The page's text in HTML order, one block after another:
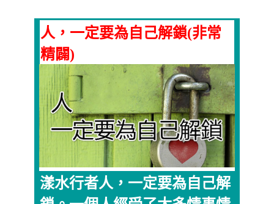
人，一定要為自己解鎖(非常
精闢)
漾水行者人，一定要為自己解